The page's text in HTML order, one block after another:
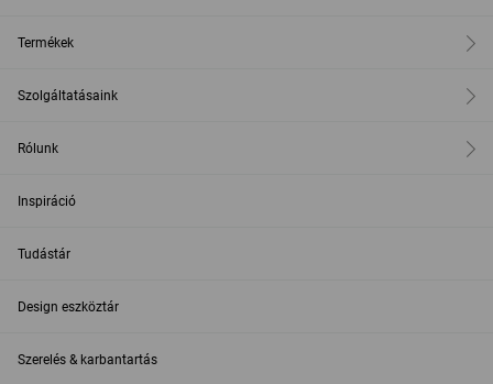
Termékek
Szolgáltatásaink
Rólunk
Inspiráció
Tudástár
Design eszköztár
Szerelés & karbantartás